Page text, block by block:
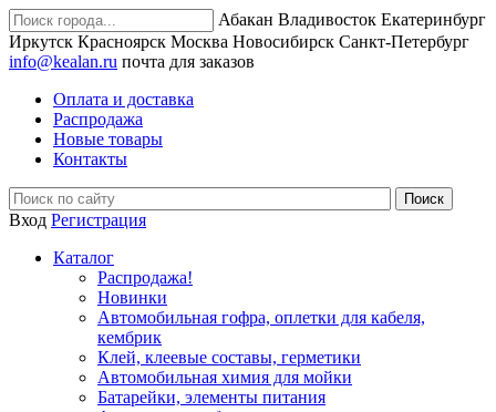
Абакан Владивосток Екатеринбург
Иркутск Красноярск Москва Новосибирск Санкт-Петербург
info@kealan.ru почта для заказов
Оплата и доставка
Распродажа
Новые товары
Контакты
Вход Регистрация
Каталог
Распродажа!
Новинки
Автомобильная гофра, оплетки для кабеля,
кембрик
Клей, клеевые составы, герметики
Автомобильная химия для мойки
Батарейки, элементы питания